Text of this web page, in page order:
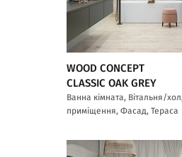
WOOD CONCEPT
CLASSIC OAK GREY
Ванна кімната, Вітальня/
приміщення, Фасад, Тераса